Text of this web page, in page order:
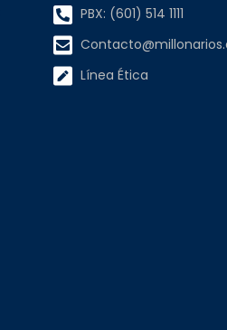
PBX: (601) 514 1111
Línea Ética